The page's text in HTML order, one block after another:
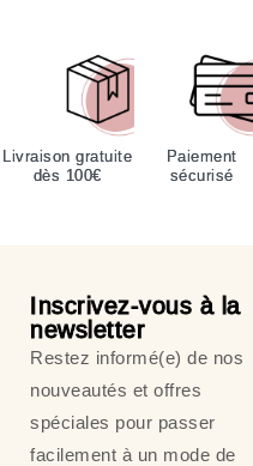
Livraison gratuite
dès 100€
Paiement
sécurisé
Inscrivez-vous à la
newsletter
Restez informé(e) de nos
nouveautés et offres
spéciales pour passer
facilement à un mode de